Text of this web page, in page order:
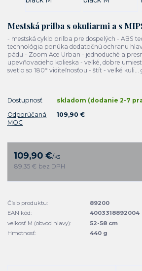
Mestská prilba s okuliarmi a s
- mestská cyklo prilba pre dospelých - ABS
technológia ponúka dodatočnú ochranu
pádu - Zoom Ace Urban - jednoduché a
upevňovacieho kolieska - veľké, dobre
svetlo so 180° viditeľnosťou - štít - veľké kuli...
Dostupnosť
skladom (dodanie 2-7
Odporúčaná
MOC
109,90 €
109,90 €/ks
89,35 € bez DPH
Číslo produktu:
89200
EAN kód:
4003318892004
veľkosť M (obvod hlavy):
52-58 cm
Hmotnosť:
440 g